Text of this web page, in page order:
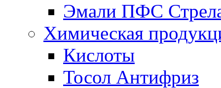
Эмали ПФС
Химическая
Кислоты
Тосол Антифриз